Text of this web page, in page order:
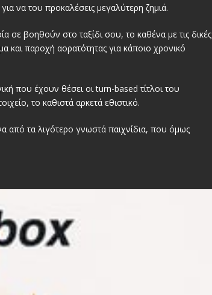
να του προκαλέσεις μεγαλύτερη ζημιά.
σε βοηθούν στο ταξίδι σου, το καθένα με τις δικές
και παροχή αορατότητας για κάποιο χρονικό
που έχουν θέσει οι turn-based τίτλοι του
το καθιστά αρκετά εθιστικό.
από τα λιγότερο γνωστά παιχνίδια, που όμως